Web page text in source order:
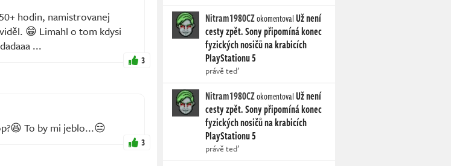
hodin, namistrovanej
😁 Limahl o tom kdysi
...
3
To by mi jeblo...😑
3
Nitram1980CZokomentovalUž není
cesty zpět. Sony připomíná konec
fyzických nosičů na krabicích
PlayStationu 5
právě teď
Nitram1980CZokomentovalUž není
cesty zpět. Sony připomíná konec
fyzických nosičů na krabicích
PlayStationu 5
právě teď